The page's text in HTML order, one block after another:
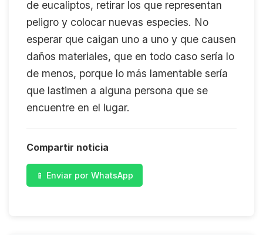
de eucaliptos, retirar los que representan
peligro y colocar nuevas especies. No
esperar que caigan uno a uno y que causen
daños materiales, que en todo caso sería lo
de menos, porque lo más lamentable sería
que lastimen a alguna persona que se
encuentre en el lugar.
Compartir noticia
📱 Enviar por WhatsApp